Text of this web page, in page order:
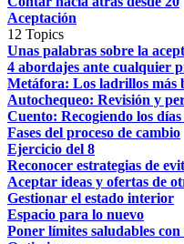
Aceptación
12 Topics
Unas palabras sobre la
4 abordajes ante cualquier
Metáfora: Los ladrillos más
Autochequeo: Revisión y
Cuento: Recogiendo los
Fases del proceso de cambio
Ejercicio del 8
Reconocer estrategias de
Aceptar ideas y ofertas de
Gestionar el estado interior
Espacio para lo nuevo
Poner límites saludables